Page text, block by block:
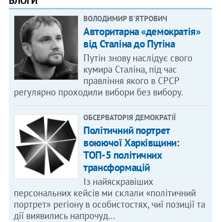
ВОЛОДИМИР В'ЯТРОВИЧ
Авторитарна «демократія»
від Сталіна до Путіна
Путін знову наслідує свого
кумира Сталіна, під час
правління якого в СРСР
регулярно проходили вибори без вибору.
ОБСЕРВАТОРІЯ ДЕМОКРАТІЇ
Політичний портрет
воюючої Харківщини:
ТОП-5 політичних
трансформацій
Із найяскравіших
персональних кейсів ми склали «політичний
портрет» регіону в особистостях, чиї позиції та
дії виявились напрочуд…